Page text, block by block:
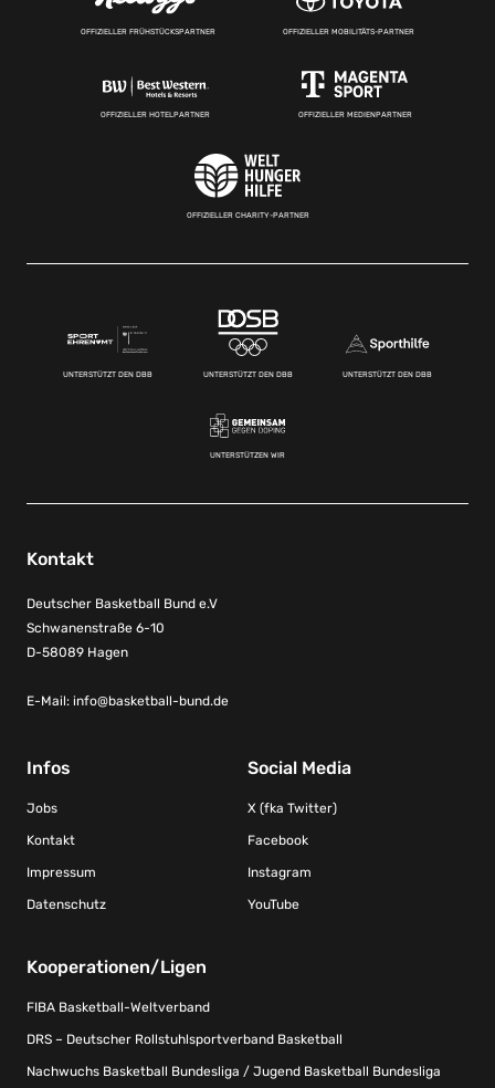
OFFIZIELLER FRÜHSTÜCKSPARTNER OFFIZIELLER MOBILITÄTS-PARTNER
OFFIZIELLER HOTELPARTNER OFFIZIELLER MEDIENPARTNER
OFFIZIELLER CHARITY-PARTNER
UNTERSTÜTZT DEN DBB UNTERSTÜTZT DEN DBB UNTERSTÜTZT DEN DBB
UNTERSTÜTZEN WIR
Kontakt
Deutscher Basketball Bund e.V
Schwanenstraße 6-10
D-58089 Hagen
E-Mail: info@basketball-bund.de
Infos
Jobs
Kontakt
Impressum
Datenschutz
Social Media
X (fka Twitter)
Facebook
Instagram
YouTube
Kooperationen/Ligen
FIBA Basketball-Weltverband
DRS – Deutscher Rollstuhlsportverband Basketball
Nachwuchs Basketball Bundesliga / Jugend Basketball Bundesliga